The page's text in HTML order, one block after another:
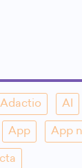
Adactio AI
App App